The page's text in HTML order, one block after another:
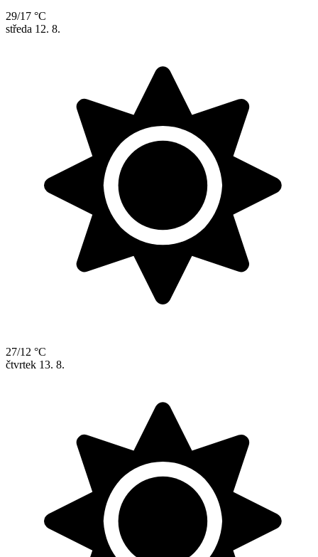
29/17 °C
středa 12. 8.
27/12 °C
čtvrtek 13. 8.